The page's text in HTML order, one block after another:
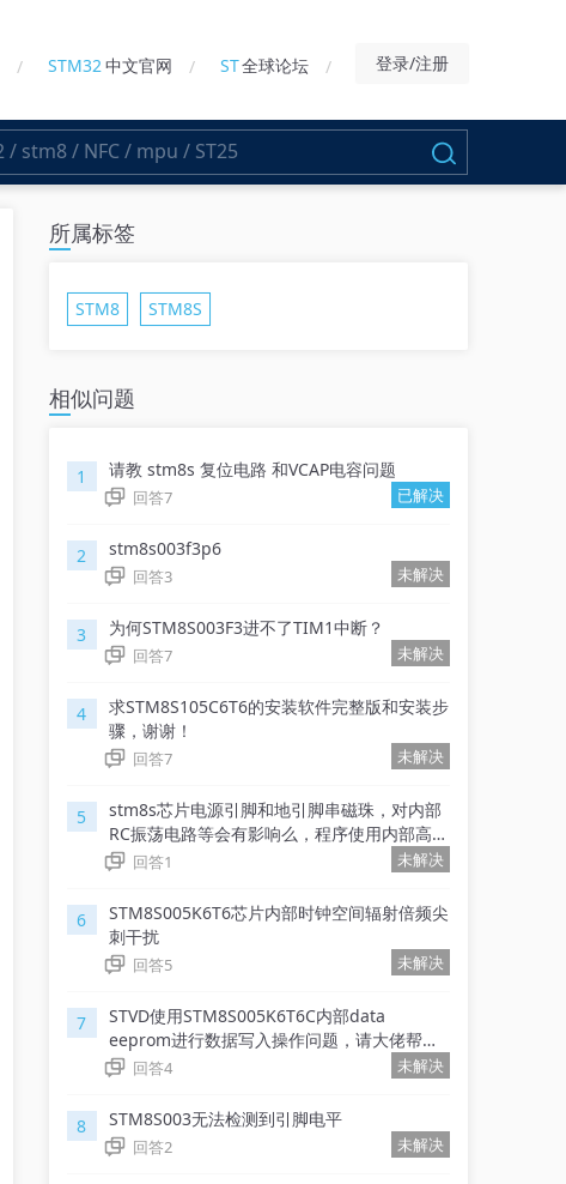
STM32中文官网 ST全球论坛 登录/注册
所属标签
STM8 STM8S
相似问题
1 请教 stm8s 复位电路 和VCAP电容问题
回答7 已解决
2 stm8s003f3p6
回答3 未解决
3 为何STM8S003F3进不了TIM1中断？
回答7 未解决
4
求STM8S105C6T6的安装软件完整版和安装步
骤，谢谢！
回答7 未解决
5
stm8s芯片电源引脚和地引脚串磁珠，对内部
RC振荡电路等会有影响么，程序使用内部高速
RC？回答1 未解决
6
STM8S005K6T6芯片内部时钟空间辐射倍频尖
刺干扰
回答5 未解决
7
STVD使用STM8S005K6T6C内部data
eeprom进行数据写入操作问题，请大佬帮忙
看下回答4 未解决
8 STM8S003无法检测到引脚电平
回答2 未解决